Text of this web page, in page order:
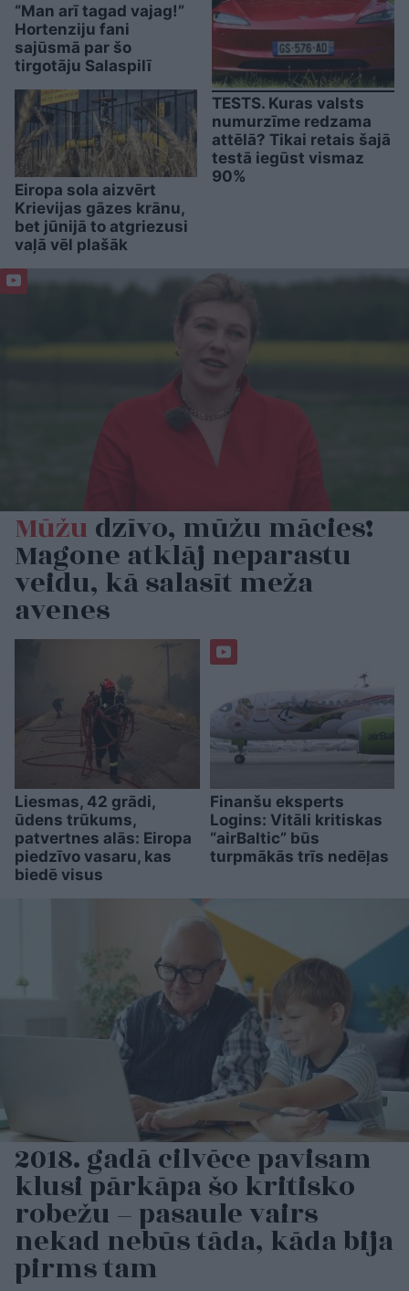
“Man arī tagad vajag!”
Hortenziju fani
sajūsmā par šo
tirgotāju Salaspilī
Eiropa sola aizvērt
Krievijas gāzes krānu,
bet jūnijā to atgriezusi
vaļā vēl plašāk
TESTS. Kuras valsts
numurzīme redzama
attēlā? Tikai retais šajā
testā iegūst vismaz
90%
Mūžudzīvo, mūžu mācies!
Magone atklāj neparastu
veidu, kā salasīt meža
avenes
Liesmas, 42 grādi,
ūdens trūkums,
patvertnes alās: Eiropa
piedzīvo vasaru, kas
biedē visus
Finanšu eksperts
Logins: Vitāli kritiskas
“airBaltic” būs
turpmākās trīs nedēļas
2018. gadā cilvēce pavisam
klusi pārkāpa šo kritisko
robežu – pasaule vairs
nekad nebūs tāda, kāda bija
pirms tam